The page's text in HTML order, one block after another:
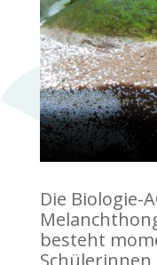
Die Biologie-
besteht